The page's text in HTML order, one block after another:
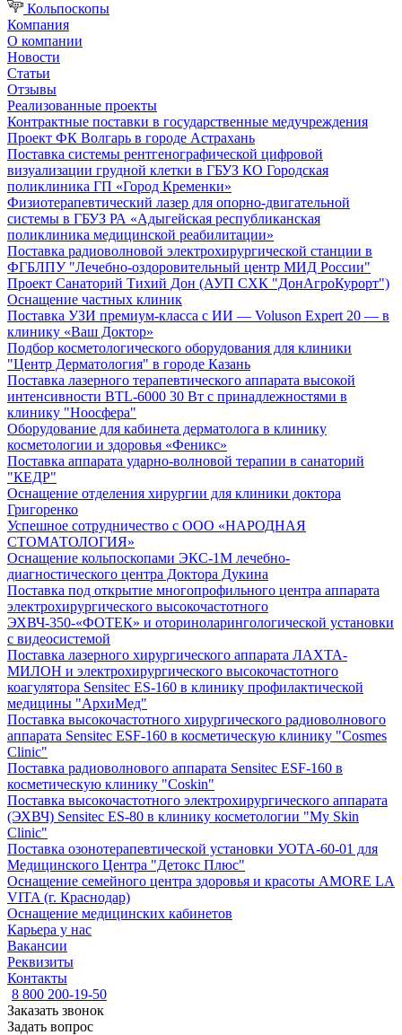
Кольпоскопы
Компания
О компании
Новости
Статьи
Отзывы
Реализованные проекты
Контрактные поставки в государственные медучреждения
Проект ФК Волгарь в городе Астрахань
Поставка системы рентгенографической цифровой
визуализации грудной клетки в ГБУЗ КО Городская
поликлиника ГП «Город Кременки»
Физиотерапевтический лазер для опорно-двигательной
системы в ГБУЗ РА «Адыгейская республиканская
поликлиника медицинской реабилитации»
Поставка радиоволновой электрохирургической станции в
ФГБЛПУ "Лечебно-оздоровительный центр МИД России"
Проект Санаторий Тихий Дон (АУП СХК "ДонАгроКурорт")
Оснащение частных клиник
Поставка УЗИ премиум-класса с ИИ — Voluson Expert 20 — в
клинику «Ваш Доктор»
Подбор косметологического оборудования для клиники
"Центр Дерматология" в городе Казань
Поставка лазерного терапевтического аппарата высокой
интенсивности BTL-6000 30 Вт с принадлежностями в
клинику "Ноосфера"
Оборудование для кабинета дерматолога в клинику
косметологии и здоровья «Феникс»
Поставка аппарата ударно-волновой терапии в санаторий
"КЕДР"
Оснащение отделения хирургии для клиники доктора
Григоренко
Успешное сотрудничество с ООО «НАРОДНАЯ
СТОМАТОЛОГИЯ»
Оснащение кольпоскопами ЭКС-1М лечебно-
диагностического центра Доктора Дукина
Поставка под открытие многопрофильного центра аппарата
электрохирургического высокочастотного
ЭХВЧ-350-«ФОТЕК» и оториноларингологической установки
с видеосистемой
Поставка лазерного хирургического аппарата ЛАХТА-
МИЛОН и электрохирургического высокочастотного
коагулятора Sensitec ES-160 в клинику профилактической
медицины "АрхиМед"
Поставка высокочастотного хирургического радиоволнового
аппарата Sensitec ESF-160 в косметическую клинику "Cosmes
Clinic"
Поставка радиоволнового аппарата Sensitec ESF-160 в
косметическую клинику "Coskin"
Поставка высокочастотного электрохирургического аппарата
(ЭХВЧ) Sensitec ES-80 в клинику косметологии "My Skin
Clinic"
Поставка озонотерапевтической установки УОТА-60-01 для
Медицинского Центра "Детокс Плюс"
Оснащение семейного центра здоровья и красоты AMORE LA
VITA (г. Краснодар)
Оснащение медицинских кабинетов
Карьера у нас
Вакансии
Реквизиты
Контакты
8 800 200-19-50
Заказать звонок
Задать вопрос